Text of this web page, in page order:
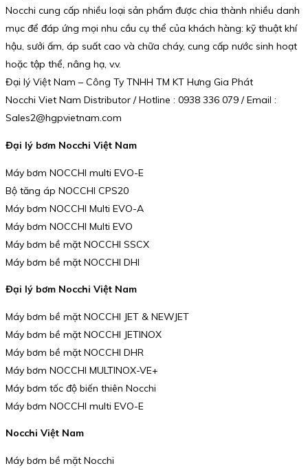
Nocchi cung cấp nhiều loại sản phẩm được chia thành nhiều danh
mục để đáp ứng mọi nhu cầu cụ thể của khách hàng: kỹ thuật khí
hậu, sưởi ấm, áp suất cao và chữa cháy, cung cấp nước sinh hoạt
hoặc tập thể, nâng hạ, v.v.
Đại lý Việt Nam – Công Ty TNHH TM KT Hưng Gia Phát
Nocchi Viet Nam Distributor / Hotline : 0938 336 079 / Email :
Sales2@hgpvietnam.com
Đại lý bơm Nocchi Việt Nam
Máy bơm NOCCHI multi EVO-E
Bộ tăng áp NOCCHI CPS20
Máy bơm NOCCHI Multi EVO-A
Máy bơm NOCCHI Multi EVO
Máy bơm bề mặt NOCCHI SSCX
Máy bơm bề mặt NOCCHI DHI
Đại lý bơm Nocchi Việt Nam
Máy bơm bề mặt NOCCHI JET & NEWJET
Máy bơm bề mặt NOCCHI JETINOX
Máy bơm bề mặt NOCCHI DHR
Máy bơm NOCCHI MULTINOX-VE+
Máy bơm tốc độ biến thiên Nocchi
Máy bơm NOCCHI multi EVO-E
Nocchi Việt Nam
Máy bơm bề mặt Nocchi